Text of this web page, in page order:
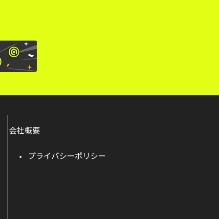
会社概要
プライバシーポリシー